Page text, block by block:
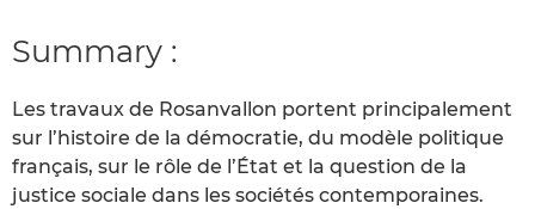
Summary :
Les travaux de Rosanvallon portent principalement
sur l’histoire de la démocratie, du modèle politique
français, sur le rôle de l’État et la question de la
justice sociale dans les sociétés contemporaines.